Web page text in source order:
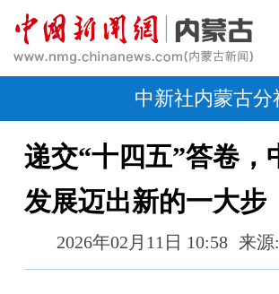
中新社内蒙古分
递交“十四五”答卷，
发展迈出新的一大步
2026年02月11日 10:58 来